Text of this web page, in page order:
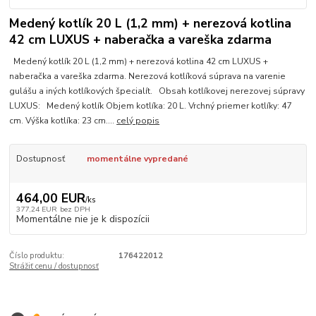
Medený kotlík 20 L (1,2 mm) + nerezová kotlina
42 cm LUXUS + naberačka a vareška zdarma
Medený kotlík 20 L (1,2 mm) + nerezová kotlina 42 cm LUXUS +
naberačka a vareška zdarma. Nerezová kotlíková súprava na varenie
gulášu a iných kotlíkových špecialít. Obsah kotlíkovej nerezovej súpravy
LUXUS: Medený kotlík Objem kotlíka: 20 L. Vrchný priemer kotlíky: 47
cm. Výška kotlíka: 23 cm.... celý popis
Dostupnosť momentálne vypredané
464,00 EUR/ks
377,24 EUR bez DPH
Momentálne nie je k dispozícii
Číslo produktu:
176422012
Strážiť cenu / dostupnosť